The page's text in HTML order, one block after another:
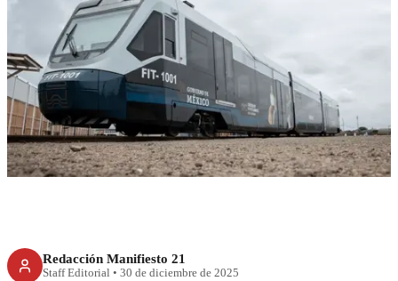
Sheinbaum prioriza atención a
víctimas tras descarrilamiento
y ordena investigación
exhaustiva
Redacción Manifiesto 21
Staff Editorial • 30 de diciembre de 2025